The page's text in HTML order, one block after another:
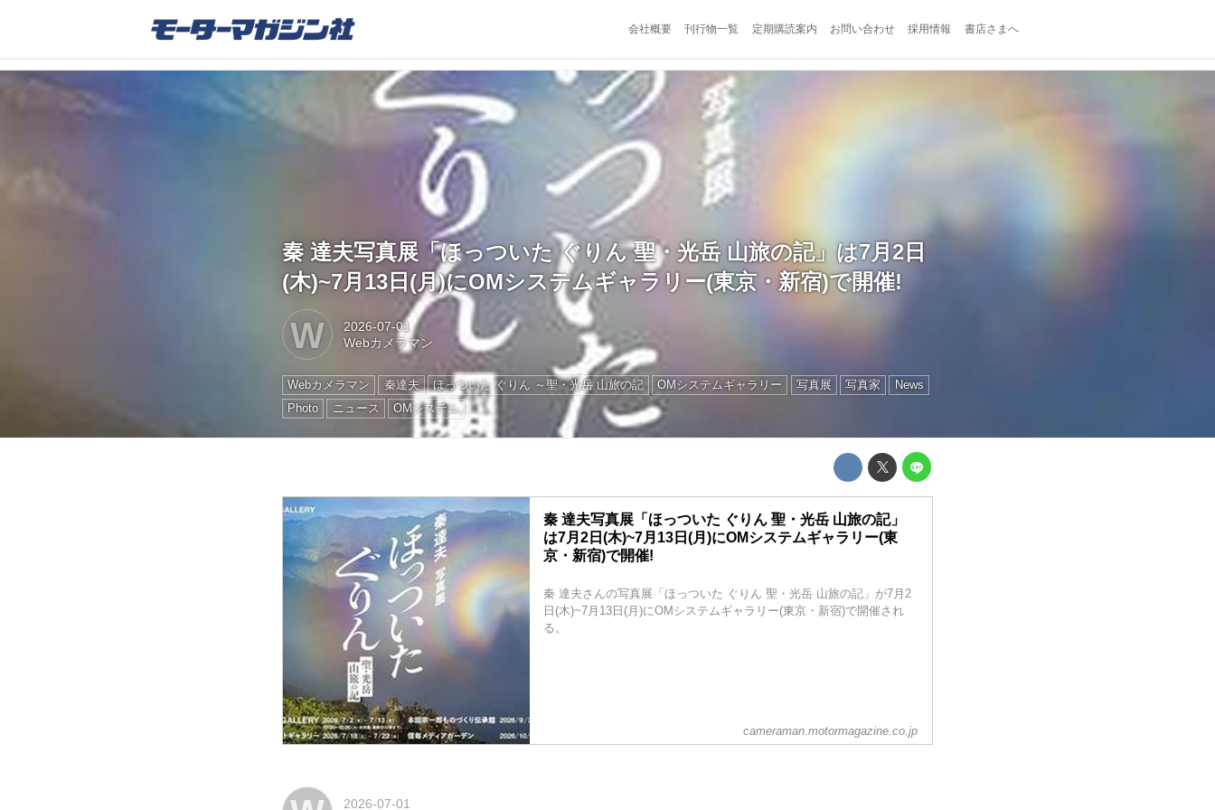
会社概要 刊行物一覧 定期購読案内 お問い合わせ 採用情報 書店さまへ
秦 達夫写真展「ほっついた ぐりん 聖・光岳 山旅の記」は7月2日
(木)~7月13日(月)にOMシステムギャラリー(東京・新宿)で開催!
W
2026-07-01
Webカメラマン
Webカメラマン 秦達夫 ほっついた ぐりん ～聖・光岳 山旅の記 OMシステムギャラリー 写真展 写真家
News
Photo
ニュース OMシステム
秦 達夫写真展「ほっついた ぐりん 聖・光岳 山旅の記」
は7月2日(木)~7月13日(月)にOMシステムギャラリー(東
京・新宿)で開催!
秦 達夫さんの写真展「ほっついた ぐりん 聖・光岳 山旅の記」が7月2
日(木)~7月13日(月)にOMシステムギャラリー(東京・新宿)で開催され
る。
cameraman.motormagazine.co.jp
2026-07-01